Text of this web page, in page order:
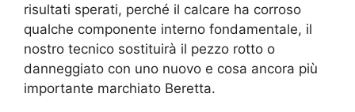
risultati sperati, perché il calcare ha corroso
qualche componente interno fondamentale, il
nostro tecnico sostituirà il pezzo rotto o
danneggiato con uno nuovo e cosa ancora più
importante marchiato Beretta.